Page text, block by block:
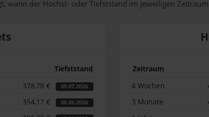
wann der Höchst- oder Tiefststand im jeweiligen
Tiefststand
378,78 € 09.07.2026
354,17 € 08.06.2026
Zeitraum
4 Wochen
3 Monate